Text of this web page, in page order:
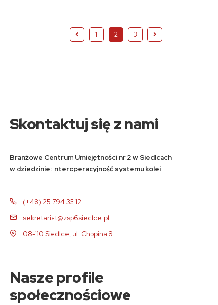
1 2 3
Skontaktuj się z nami
Branżowe Centrum Umiejętności nr 2 w Siedlcach
w dziedzinie: interoperacyjność systemu kolei
(+48) 25 794 35 12
sekretariat@zsp6siedlce.pl
08-110 Siedlce, ul. Chopina 8
Nasze profile
społecznościowe